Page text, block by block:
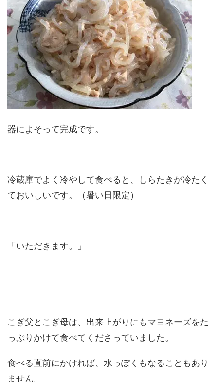
器によそって完成です。
冷蔵庫でよく冷やして食べると、しらたきが冷たく
ておいしいです。（暑い日限定）
「いただきます。」
こぎ父とこぎ母は、出来上がりにもマヨネーズをた
っぷりかけて食べてくださっていました。
食べる直前にかければ、水っぽくもなることもあり
ません。